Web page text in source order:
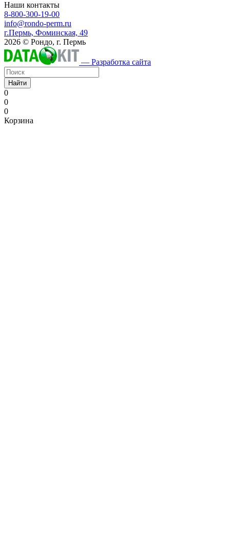
Наши контакты
8-800-300-19-00
info@rondo-perm.ru
г.Пермь, Фоминская, 49
2026 © Рондо, г. Пермь
— Разработка сайта
Найти
0
0
0
Корзина